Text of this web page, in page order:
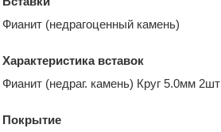
Фианит (недрагоценный камень)
Характеристика вставок
Фианит (недраг. камень) Круг 5.0мм 2шт
Покрытие